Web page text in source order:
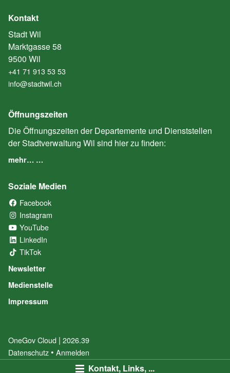
Kontakt, Links, ...
Kontakt
Stadt Wil
Marktgasse 58
9500 Wil
+41 71 913 53 53
info@stadtwil.ch
Öffnungszeiten
Die Öffnungszeiten der Departemente und Dienststellen
der Stadtverwaltung Wil sind hier zu finden:
mehr… …
Soziale Medien
Facebook
Instagram
YouTube
LinkedIn
TikTok
Newsletter
Medienstelle
Impressum
OneGov Cloud (External Link)
| 2026.39
Datenschutz (External Link)
Anmelden